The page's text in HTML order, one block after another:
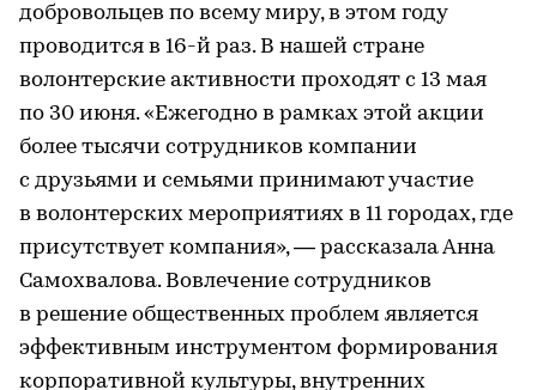
добровольцев по всему миру, в этом году
проводится в 16-й раз. В нашей стране
волонтерские активности проходят с 13 мая
по 30 июня. «Ежегодно в рамках этой акции
более тысячи сотрудников компании
с друзьями и семьями принимают участие
в волонтерских мероприятиях в 11 городах, где
присутствует компания», — рассказала Анна
Самохвалова. Вовлечение сотрудников
в решение общественных проблем является
эффективным инструментом формирования
корпоративной культуры, внутренних